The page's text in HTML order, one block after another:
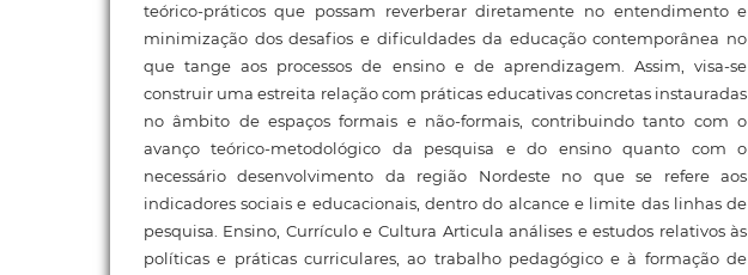
teórico-práticos que possam reverberar diretamente no entendimento e
minimização dos desafios e dificuldades da educação contemporânea no
que tange aos processos de ensino e de aprendizagem. Assim, visa-se
construir uma estreita relação com práticas educativas concretas instauradas
no âmbito de espaços formais e não-formais, contribuindo tanto com o
avanço teórico-metodológico da pesquisa e do ensino quanto com o
necessário desenvolvimento da região Nordeste no que se refere aos
indicadores sociais e educacionais, dentro do alcance e limite das linhas de
pesquisa. Ensino, Currículo e Cultura Articula análises e estudos relativos às
políticas e práticas curriculares, ao trabalho pedagógico e à formação de